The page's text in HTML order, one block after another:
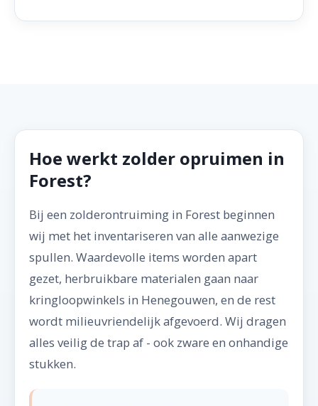
Hoe werkt zolder opruimen in
Forest?
Bij een zolderontruiming in Forest beginnen
wij met het inventariseren van alle aanwezige
spullen. Waardevolle items worden apart
gezet, herbruikbare materialen gaan naar
kringloopwinkels in Henegouwen, en de rest
wordt milieuvriendelijk afgevoerd. Wij dragen
alles veilig de trap af - ook zware en onhandige
stukken.